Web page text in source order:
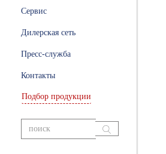
Сервис
Дилерская сеть
Пресс-служба
Контакты
Подбор продукции